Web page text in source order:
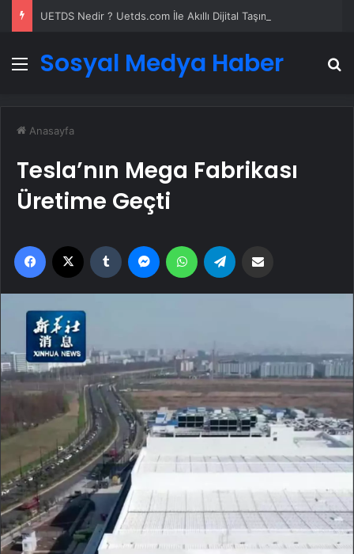
Menü
Sosyal Medya Haber
Anasayfa
Tesla’nın Mega Fabrikası
Üretime Geçti
Facebook Tumblr MessengerWhatsApp